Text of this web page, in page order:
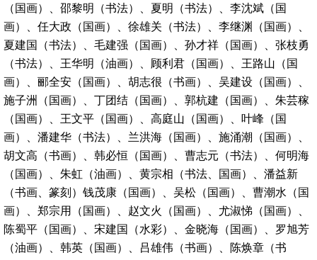
（国画）、邵黎明（书法）、夏明（书法）、李沈斌（国
画）、任大政（国画）、徐雄关（书法）、李继渊（国画）、
夏建国（书法）、毛建强（国画）、孙才祥（国画）、张枝勇
（书法）、王华明（油画）、顾利君（国画）、王路山（国
画）、郦全安（国画）、胡志很（书画）、吴建设（国画）、
施子洲（国画）、丁团结（国画）、郭杭建（国画）、朱芸稼
（国画）、王文平（国画）、高庭山（国画）、叶峰（国
画）、潘建华（书法）、兰洪海（国画）、施涌潮（国画）、
胡文高（书画）、韩必恒（国画）、曹志元（书法）、何明海
（国画）、朱虹（油画）、黄宗相（书法、国画）、潘益新
（书画、篆刻）钱茂康（国画）、吴松（国画）、曹潮水（国
画）、郑宗用（国画）、赵文火（国画）、尤淑悌（国画）、
陈蜀平（国画）、宋建国（水彩）、金晓海（国画）、罗旭芳
（油画）、韩英（国画）、吕雄伟（书画）、陈焕章（书